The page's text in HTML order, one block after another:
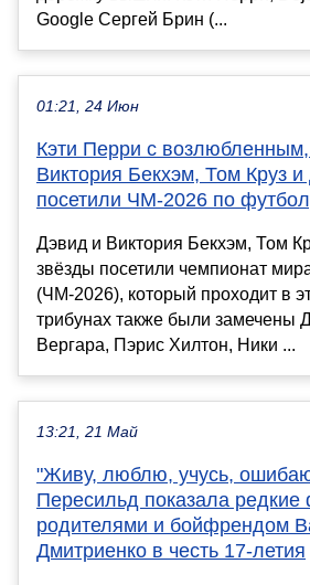
Google Сергей Брин (...
01:21, 24 Июн
Кэти Перри с
Виктория Бекхэм, Том Круз и
посетили ЧМ-2026 по
Дэвид и Виктория Бекхэм, Том
звёзды посетили чемпионат
(ЧМ-2026), который проходит в
трибунах также были замечены
Вергара, Пэрис Хилтон, Ники ...
13:21, 21 Май
"Живу, люблю, учусь,
Пересильд показала редкие
родителями и бойфрендом
Дмитриенко в честь 17-летия